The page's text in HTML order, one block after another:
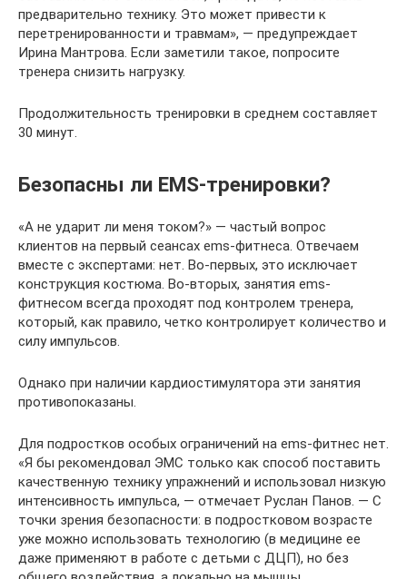
предварительно технику. Это может привести к
перетренированности и травмам», — предупреждает
Ирина Мантрова. Если заметили такое, попросите
тренера снизить нагрузку.
Продолжительность тренировки в среднем составляет
30 минут.
Безопасны ли EMS-тренировки?
«А не ударит ли меня током?» — частый вопрос
клиентов на первый сеансах ems-фитнеса. Отвечаем
вместе с экспертами: нет. Во-первых, это исключает
конструкция костюма. Во-вторых, занятия ems-
фитнесом всегда проходят под контролем тренера,
который, как правило, четко контролирует количество и
силу импульсов.
Однако при наличии кардиостимулятора эти занятия
противопоказаны.
Для подростков особых ограничений на ems-фитнес нет.
«Я бы рекомендовал ЭМС только как способ поставить
качественную технику упражнений и использовал низкую
интенсивность импульса, — отмечает Руслан Панов. — С
точки зрения безопасности: в подростковом возрасте
уже можно использовать технологию (в медицине ее
даже применяют в работе с детьми с ДЦП), но без